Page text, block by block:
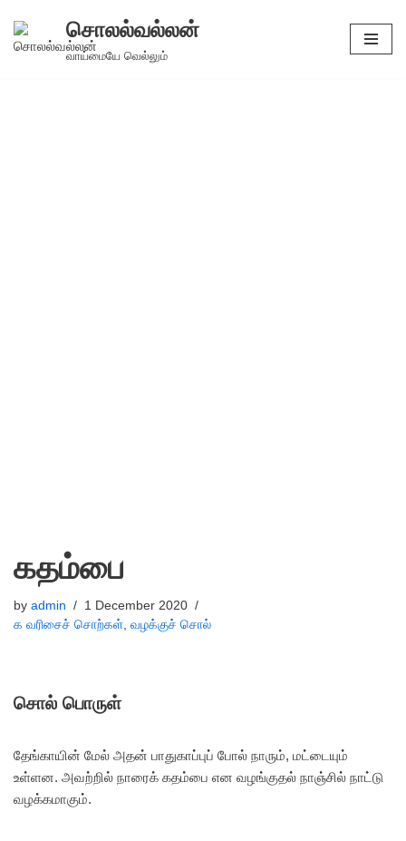
Skip
சொலல்வல்லன்
வாய்மையே வெல்லும்
கதம்பை
by admin
1 December 2020
க வரிசைச் சொற்கள், வழக்குச் சொல்
சொல் பொருள்
தேங்காயின் மேல் அதன் பாதுகாப்புப் போல் நாரும், மட்டையும்
உள்ளன. அவற்றில் நாரைக் கதம்பை என வழங்குதல் நாஞ்சில் நாட்டு
வழக்கமாகும்.